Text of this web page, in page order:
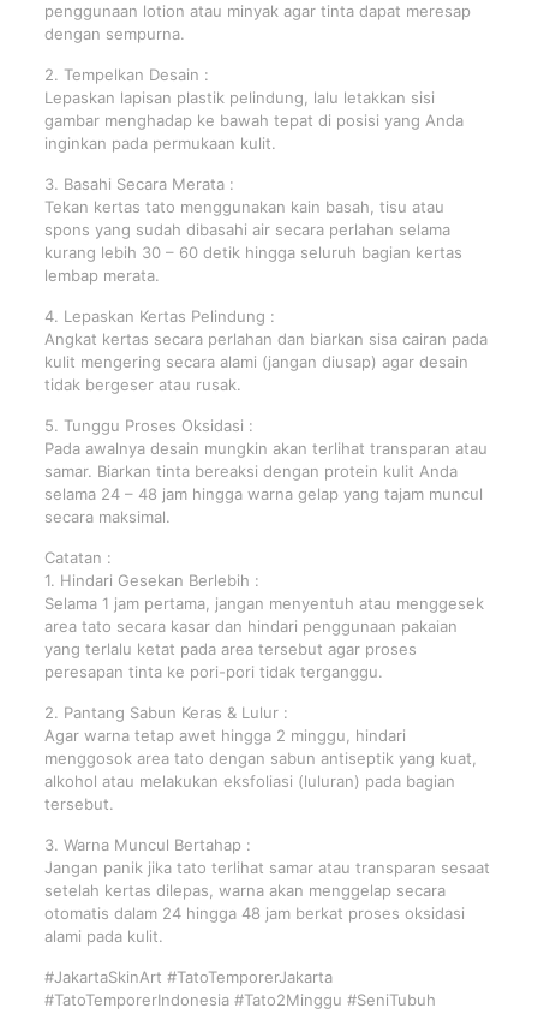
penggunaan lotion atau minyak agar tinta dapat meresap
dengan sempurna.
2. Tempelkan Desain :
Lepaskan lapisan plastik pelindung, lalu letakkan sisi
gambar menghadap ke bawah tepat di posisi yang Anda
inginkan pada permukaan kulit.
3. Basahi Secara Merata :
Tekan kertas tato menggunakan kain basah, tisu atau
spons yang sudah dibasahi air secara perlahan selama
kurang lebih 30 – 60 detik hingga seluruh bagian kertas
lembap merata.
4. Lepaskan Kertas Pelindung :
Angkat kertas secara perlahan dan biarkan sisa cairan pada
kulit mengering secara alami (jangan diusap) agar desain
tidak bergeser atau rusak.
5. Tunggu Proses Oksidasi :
Pada awalnya desain mungkin akan terlihat transparan atau
samar. Biarkan tinta bereaksi dengan protein kulit Anda
selama 24 – 48 jam hingga warna gelap yang tajam muncul
secara maksimal.
Catatan :
1. Hindari Gesekan Berlebih :
Selama 1 jam pertama, jangan menyentuh atau menggesek
area tato secara kasar dan hindari penggunaan pakaian
yang terlalu ketat pada area tersebut agar proses
peresapan tinta ke pori-pori tidak terganggu.
2. Pantang Sabun Keras & Lulur :
Agar warna tetap awet hingga 2 minggu, hindari
menggosok area tato dengan sabun antiseptik yang kuat,
alkohol atau melakukan eksfoliasi (luluran) pada bagian
tersebut.
3. Warna Muncul Bertahap :
Jangan panik jika tato terlihat samar atau transparan sesaat
setelah kertas dilepas, warna akan menggelap secara
otomatis dalam 24 hingga 48 jam berkat proses oksidasi
alami pada kulit.
#JakartaSkinArt #TatoTemporerJakarta
#TatoTemporerIndonesia #Tato2Minggu #SeniTubuh